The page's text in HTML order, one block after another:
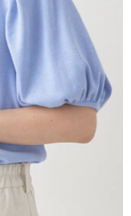
的，商店將以您的個人
項蒐集、處理及利用，
對及更正。
userRule
面顯示為準，若有關於
聯繫「AFTEE先享後付
support/home
先享後付」服務完成之交
交易相關給付款項請求債
之同意方可使用
，本公司不負相關責
用戶狀況，依本公司即
，本公司將視審查結果